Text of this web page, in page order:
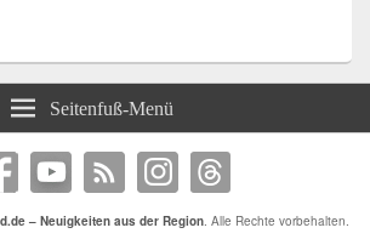
Seitenfuß-Menü
– Neuigkeiten aus der Region. Alle Rechte vorbehalten.